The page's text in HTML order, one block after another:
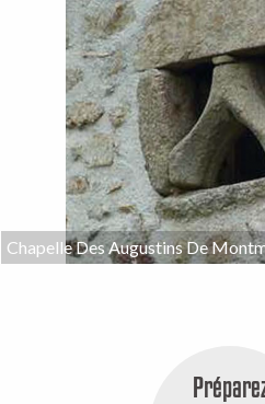
Chapelle Des Augustins De